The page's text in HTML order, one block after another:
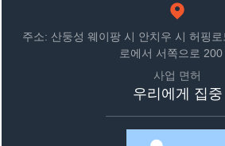
주소: 산둥성 웨이팡 시 안치우 시 허핑
로에서 서쪽으로 200
사업 면허
우리에게 집중